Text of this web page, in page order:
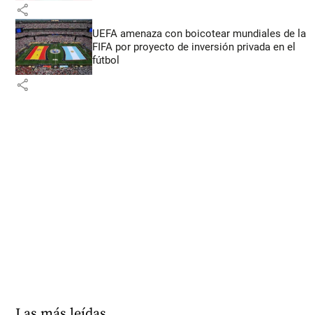
share
UEFA amenaza con boicotear mundiales de la
FIFA por proyecto de inversión privada en el
fútbol
share